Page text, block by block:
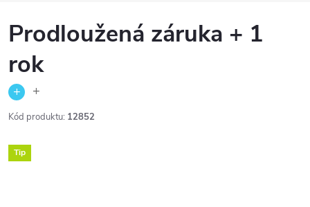
Prodloužená záruka + 1
rok
+
Kód produktu: 12852
Tip